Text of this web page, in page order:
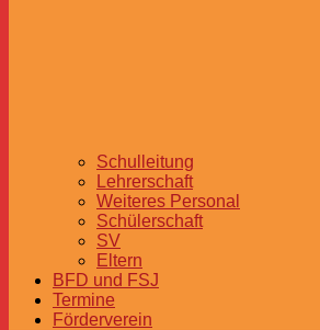
Schulleitung
Lehrerschaft
Weiteres Personal
Schülerschaft
SV
Eltern
BFD und FSJ
Termine
Förderverein